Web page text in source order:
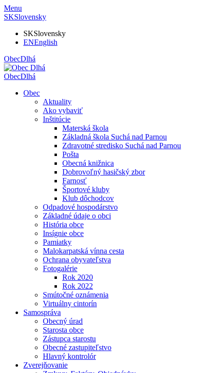
Menu
SKSlovensky
SKSlovensky
ENEnglish
ObecDlhá
ObecDlhá
Obec
Aktuality
Ako vybaviť
Inštitúcie
Materská škola
Základná škola Suchá nad Parnou
Zdravotné stredisko Suchá nad Parnou
Pošta
Obecná knižnica
Dobrovoľný hasičský zbor
Farnosť
Športové kluby
Klub dôchodcov
Odpadové hospodárstvo
Základné údaje o obci
História obce
Insígnie obce
Pamiatky
Malokarpatská vínna cesta
Ochrana obyvateľstva
Fotogalérie
Rok 2020
Rok 2022
Smútočné oznámenia
Virtuálny cintorín
Samospráva
Obecný úrad
Starosta obce
Zástupca starostu
Obecné zastupiteľstvo
Hlavný kontrolór
Zverejňovanie